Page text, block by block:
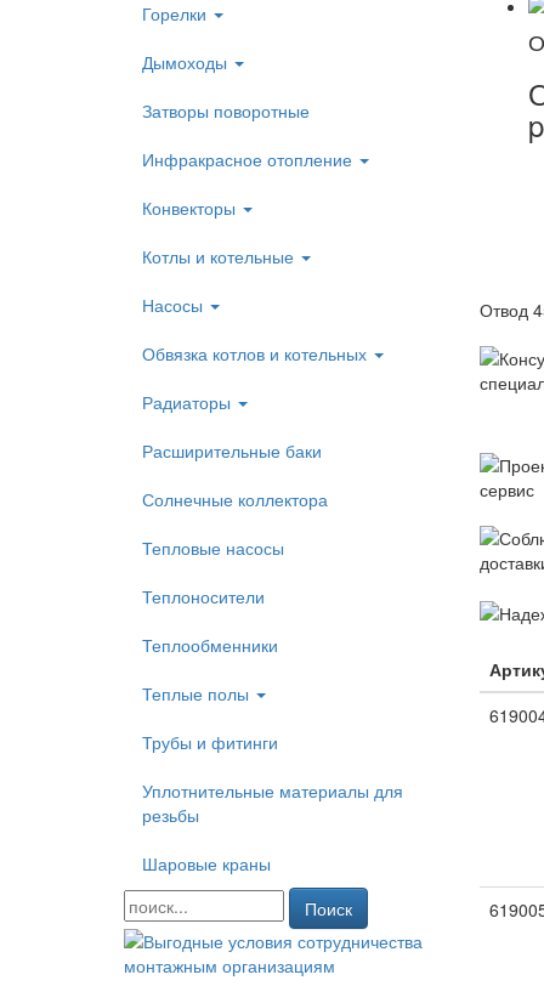
Горелки
Дымоходы
Затворы поворотные
Инфракрасное отопление
Конвекторы
Котлы и котельные
Насосы
Обвязка котлов и котельных
Радиаторы
Расширительные баки
Солнечные коллектора
Тепловые насосы
Теплоносители
Теплообменники
Теплые полы
Трубы и фитинги
Уплотнительные материалы для
резьбы
Шаровые краны
Поиск
Отвод